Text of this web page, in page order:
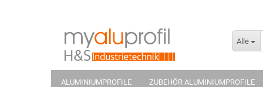
Alle
ALUMINIUMPROFILE ZUBEHÖR ALUMINIUMPROFILE